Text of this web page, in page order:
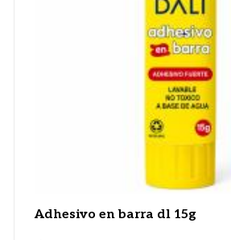
Adhesivo en barra dl 15g